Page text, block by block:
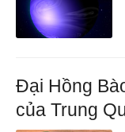
Đại Hồng
của Trung